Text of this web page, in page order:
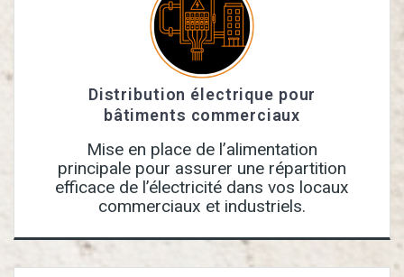
Distribution électrique pour
bâtiments commerciaux
Mise en place de l’alimentation
principale pour assurer une répartition
efficace de l’électricité dans vos locaux
commerciaux et industriels.